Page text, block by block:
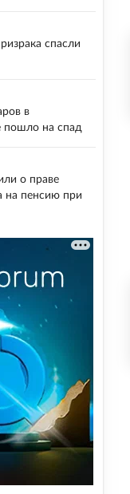
спасли
в
пошло на спад
о праве
на пенсию при